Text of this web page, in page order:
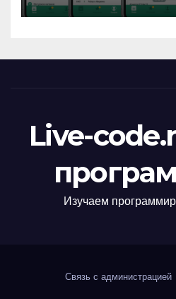
Live-
Изучаем
Связь с администрацией